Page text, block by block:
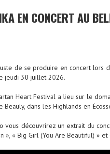
EN CONCERT AU
de se produire en concert lors
jeudi 30 juillet 2026.
Heart Festival a lieu sur le
Beauly, dans les Highlands en
vous découvrirez un extrait du
», « Big Girl (You Are Beautiful) » et